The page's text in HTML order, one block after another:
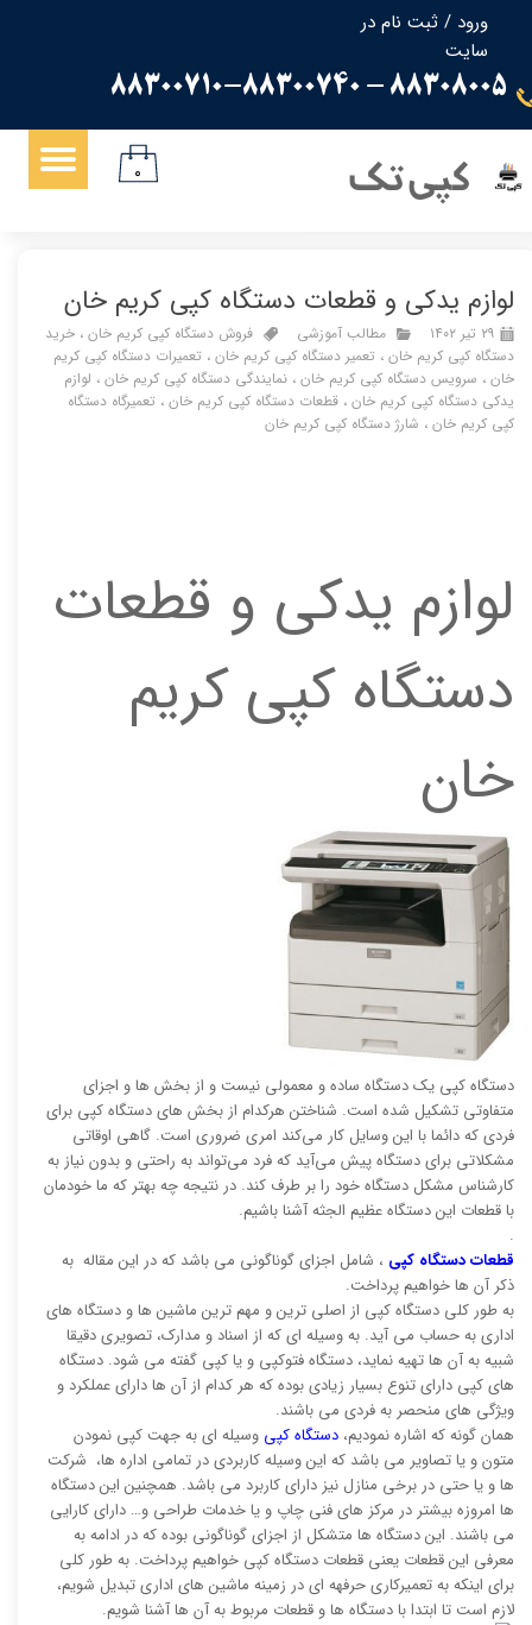
ورود / ثبت نام در
سایت
حساب کاربری من
تغییر گذر واژه
سفارشات
88308005 - 88300710-88300740
کپی تک ۰
لوازم یدکی و قطعات دستگاه کپی کریم خان
۲۹ تیر ۱۴۰۲ مطالب آموزشی فروش دستگاه کپی کریم خان ، خرید
دستگاه کپی کریم خان ، تعمیر دستگاه کپی کریم خان ، تعمیرات دستگاه کپی کریم
خان ، سرویس دستگاه کپی کریم خان ، نمایندگی دستگاه کپی کریم خان ، لوازم
یدکی دستگاه کپی کریم خان ، قطعات دستگاه کپی کریم خان ، تعمیرگاه دستگاه
کپی کریم خان ، شارژ دستگاه کپی کریم خان
لوازم یدکی و قطعات
دستگاه کپی کریم
خان
دستگاه کپی یک دستگاه ساده و معمولی نیست و از بخش ها و اجزای
متفاوتی تشکیل شده است. شناختن هرکدام از بخش های دستگاه کپی برای
فردی که دائما با این وسایل کار می‌کند امری ضروری است. گاهی اوقاتی
مشکلاتی برای دستگاه پیش می‌آید که فرد می‌تواند به راحتی و بدون نیاز به
کارشناس مشکل دستگاه خود را بر طرف کند. در نتیجه چه بهتر که ما خودمان
با قطعات این دستگاه عظیم الجثه آشنا باشیم.
.
قطعات دستگاه کپی ، شامل اجزای گوناگونی می باشد که در این مقاله به
ذکر آن ها خواهیم پرداخت.
به طور کلی دستگاه کپی از اصلی ترین و مهم ترین ماشین ها و دستگاه های
اداری به حساب می آید. به وسیله ای که از اسناد و مدارک، تصویری دقیقا
شبیه به آن ها تهیه نماید، دستگاه فتوکپی و یا کپی گفته می شود. دستگاه
های کپی دارای تنوع بسیار زیادی بوده که هر کدام از آن ها دارای عملکرد و
ویژگی های منحصر به فردی می باشند.
همان گونه که اشاره نمودیم، دستگاه کپی وسیله ای به جهت کپی نمودن
متون و یا تصاویر می باشد که این وسیله کاربردی در تمامی اداره ها، شرکت
ها و یا حتی در برخی منازل نیز دارای کاربرد می باشد. همچنین این دستگاه
ها امروزه بیشتر در مرکز های فنی چاپ و یا خدمات طراحی و… دارای کارایی
می باشند. این دستگاه ها متشکل از اجزای گوناگونی بوده که در ادامه به
معرفی این قطعات یعنی قطعات دستگاه کپی خواهیم پرداخت. به طور کلی
برای اینکه به تعمیرکاری حرفهه ای در زمینه ماشین های اداری تبدیل شویم،
لازم است تا ابتدا با دستگاه ها و قطعات مربوط به آن ها آشنا شویم.